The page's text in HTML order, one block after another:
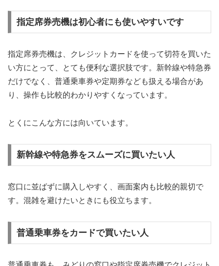
指定席券売機は初心者にも使いやすいです
指定席券売機は、クレジットカードを使って切符を買いた
い方にとって、とても便利な選択肢です。新幹線や特急券
だけでなく、普通乗車券や定期券なども扱える場合があ
り、操作も比較的わかりやすくなっています。
とくにこんな方には向いています。
新幹線や特急券をスムーズに買いたい人
窓口に並ばずに購入しやすく、画面案内も比較的親切で
す。混雑を避けたいときにも役立ちます。
普通乗車券をカードで買いたい人